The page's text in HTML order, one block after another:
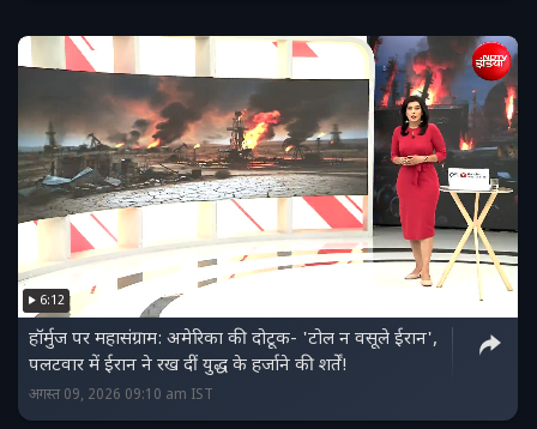
6:12
हॉर्मुज पर महासंग्राम: अमेरिका की दोटूक- 'टोल न वसूले ईरान',
पलटवार में ईरान ने रख दीं युद्ध के हर्जाने की शर्तें!
अगस्त 09, 2026 09:10 am IST